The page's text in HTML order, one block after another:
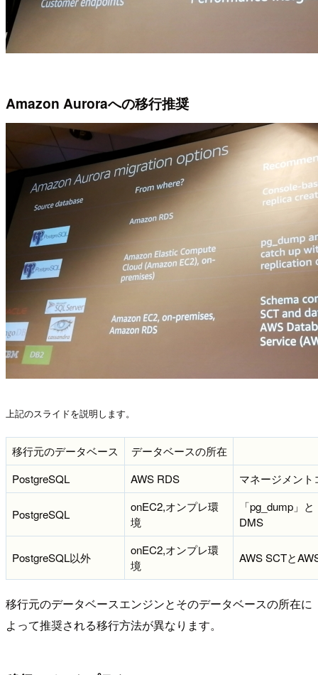
Amazon Auroraへの移行推奨
上記のスライドを説明します。
移行元のデータベース
データベースの所在
PostgreSQL
AWS RDS マネージメン
PostgreSQL
onEC2,オンプレ環
境
「pg_dump」
DMS
PostgreSQL以外
onEC2,オンプレ環
境
AWS SCTと
移行元のデータベースエンジンとそのデータベースの所在に
よって推奨される移行方法が異なります。